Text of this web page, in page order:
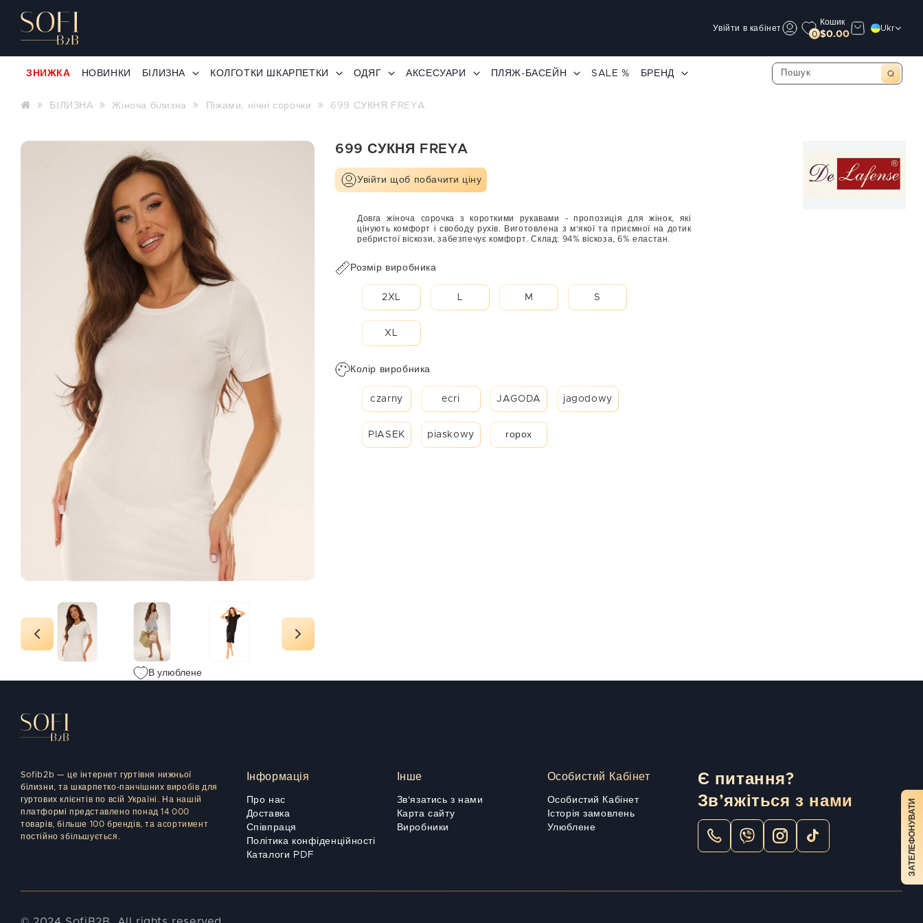
Увійти в кабінет
0
Кошик
$0.00
Ukr
ЗНИЖКА НОВИНКИ БІЛИЗНА КОЛГОТКИ ШКАРПЕТКИ ОДЯГ АКСЕСУАРИ ПЛЯЖ-БАСЕЙН SALE % БРЕНД
БІЛИЗНА Жіноча білизна Піжами, нічні сорочки 699 СУКНЯ FREYA
В улюблене
699 СУКНЯ FREYA
Увійти щоб побачити ціну
Довга жіноча сорочка з короткими рукавами - пропозиція для жінок, які
цінують комфорт і свободу рухів. Виготовлена з м'якої та приємної на дотик
ребристої віскози, забезпечує комфорт. Склад: 94% віскоза, 6% еластан.
Розмір виробника
2XL L M S
XL
Колір виробника
czarny ecri JAGODA jagodowy
PIASEK piaskowy горох
Sofib2b — це інтернет гуртівня нижньої
білизни, та шкарпетко-панчішних виробів для
гуртових клієнтів по всій Україні. На нашій
платформі представлено понад 14 000
товарів, більше 100 брендів, та асортимент
постійно збільшується.
Інформація
Про нас
Доставка
Співпраця
Політика конфіденційності
Каталоги PDF
Інше
Зв'язатись з нами
Карта сайту
Виробники
Особистий Кабінет
Особистий Кабінет
Історія замовлень
Улюблене
Є питання?
Зв’яжіться з нами
ЗАТЕЛЕФОНУВАТИ